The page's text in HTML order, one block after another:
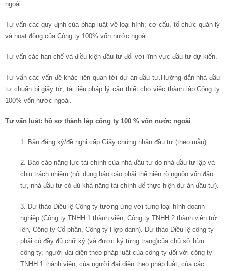
ngoài.
Tư vấn các quy định của pháp luật về loại hình; cơ cấu, tổ chức quản lý
và hoạt động của Công ty 100% vốn nước ngoài.
Tư vấn các hạn chế và điều kiện đầu tư đối với lĩnh vực đầu tư dự kiến.
Tư vấn các vấn đề khác liên quan tới dự án đầu tư.Hướng dẫn nhà đầu
tư chuẩn bị giấy tờ, tài liệu pháp lý cần thiết cho việc thành lập Công ty
100% vốn nước ngoài.
Tư vấn luật: hồ sơ thành lập công ty 100 % vốn nước ngoài
1. Bản đăng ký/đề nghị cấp Giấy chứng nhận đầu tư (theo mẫu)
2. Báo cáo năng lực tài chính của nhà đầu tư do nhà đầu tư lập và
chịu trách nhiệm (nội dung báo cáo phải thể hiện rõ nguồn vốn đầu
tư, nhà đầu tư có đủ khả năng tài chính để thực hiện dự án đầu tư).
3. Dự thảo Điều lệ Công ty tương ứng với từng loại hình doanh
nghiệp (Công ty TNHH 1 thành viên, Công ty TNHH 2 thành viên trở
lên, Công ty Cổ phần, Công ty Hợp danh). Dự thảo Điều lệ công ty
phải có đầy đủ chữ ký (và được ký từng trang)của chủ sở hữu
công ty, người đại diện theo pháp luật của công ty đối với công ty
TNHH 1 thành viên; của người đại diện theo pháp luật, của các